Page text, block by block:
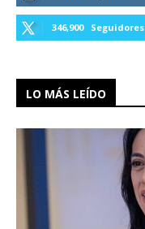
346,900 Seguidores
LO MÁS LEÍDO